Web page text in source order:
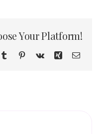
Your Platform!
TumblrPinterest
Vk Xing